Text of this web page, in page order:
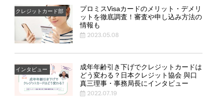
クレジットカード部
プロミスVisaカードのメリット・デメリ
ットを徹底調査！審査や申し込み方法の
情報も
2023.05.08
インタビュー
成年年齢引き下げでクレジットカードは
どう変わる？日本クレジット協会 與口
真三理事・事務局長にインタビュー
2022.07.19